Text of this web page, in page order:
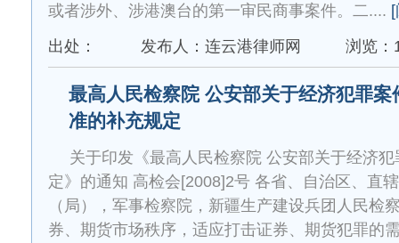
或者涉外、涉港澳台的第一审民商事案件。二....
出处：
发布人：连云港律师网 浏览：
最高人民检察院 公安部关于经济犯罪案
准的补充规定
关于印发《最高人民检察院 公安部关于经济
定》的通知 高检会[2008]2号 各省、自治区、直
（局），军事检察院，新疆生产建设兵团人民检
券、期货市场秩序，适应打击证券、期货犯罪的